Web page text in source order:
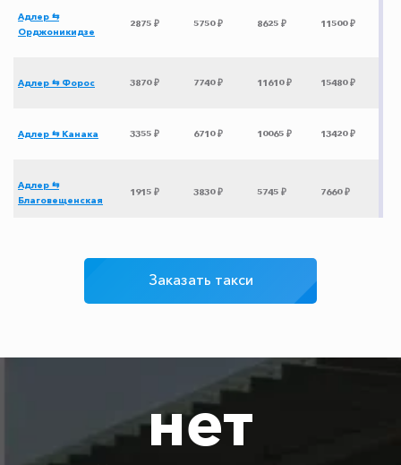
Адлер ⇆
Орджоникидзе
2875 ₽ 5750 ₽ 8625 ₽ 11500 ₽
Адлер ⇆ Форос 3870 ₽ 7740 ₽ 11610 ₽ 15480 ₽
Адлер ⇆ Канака 3355 ₽ 6710 ₽ 10065 ₽ 13420 ₽
Адлер ⇆
Благовещенская
1915 ₽ 3830 ₽ 5745 ₽ 7660 ₽
945 ₽ 1890 ₽ 2835 ₽
6350 ₽
Заказать такси
нет